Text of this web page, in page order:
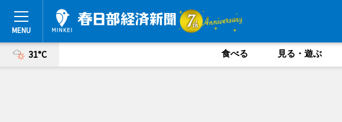
31°C 食べる 見る・遊ぶ